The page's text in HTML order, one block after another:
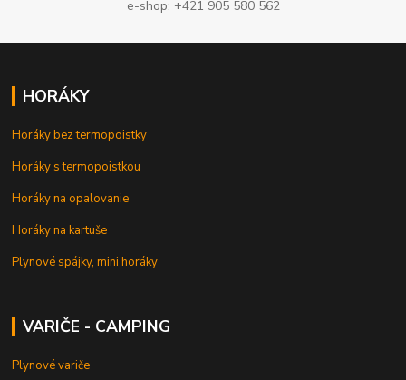
e-shop: +421 905 580 562
HORÁKY
Horáky bez termopoistky
Horáky s termopoistkou
Horáky na opalovanie
Horáky na kartuše
Plynové spájky, mini horáky
VARIČE - CAMPING
Plynové variče